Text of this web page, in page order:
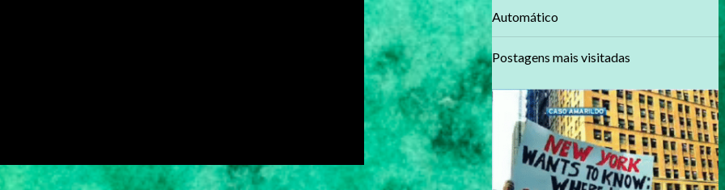
Automático
Postagens mais visitadas